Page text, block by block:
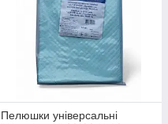
Пелюшки універсальні